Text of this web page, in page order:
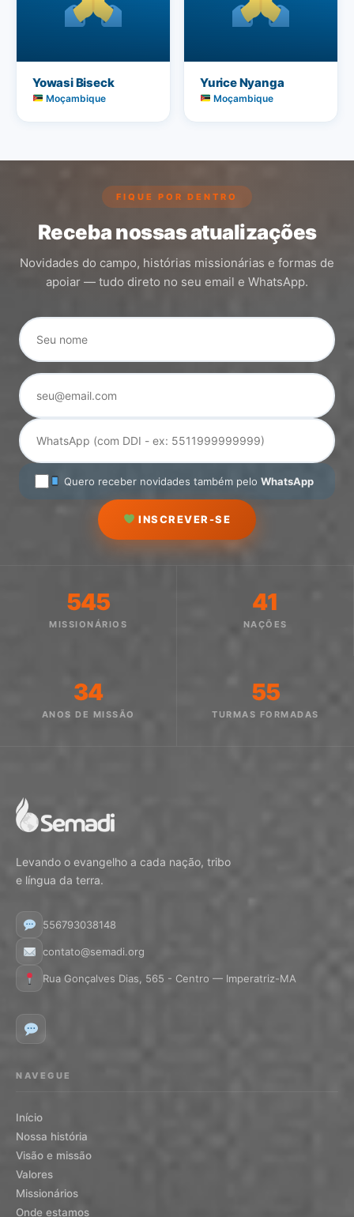
Yowasi Biseck
Moçambique
Yurice Nyanga
Moçambique
FIQUE POR DENTRO
Receba nossas atualizações
Novidades do campo, histórias missionárias e formas de
apoiar — tudo direto no seu email e WhatsApp.
Quero receber novidades também pelo WhatsApp
INSCREVER-SE
545
MISSIONÁRIOS
41
NAÇÕES
34
ANOS DE MISSÃO
55
TURMAS FORMADAS
Levando o evangelho a cada nação, tribo
e língua da terra.
556793038148
contato@semadi.org
Rua Gonçalves Dias, 565 - Centro — Imperatriz-MA
NAVEGUE
Início
Nossa história
Visão e missão
Valores
Missionários
Onde estamos